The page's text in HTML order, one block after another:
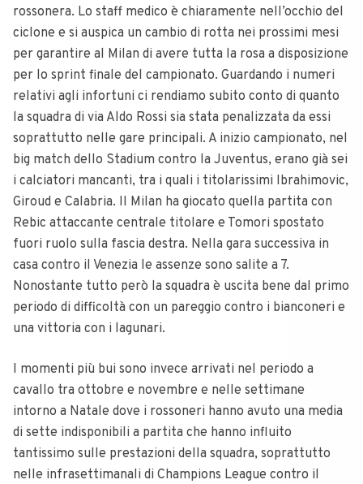
rossonera. Lo staff medico è chiaramente nell’occhio del
ciclone e si auspica un cambio di rotta nei prossimi mesi
per garantire al Milan di avere tutta la rosa a disposizione
per lo sprint finale del campionato. Guardando i numeri
relativi agli infortuni ci rendiamo subito conto di quanto
la squadra di via Aldo Rossi sia stata penalizzata da essi
soprattutto nelle gare principali. A inizio campionato, nel
big match dello Stadium contro la Juventus, erano già sei
i calciatori mancanti, tra i quali i titolarissimi Ibrahimovic,
Giroud e Calabria. Il Milan ha giocato quella partita con
Rebic attaccante centrale titolare e Tomori spostato
fuori ruolo sulla fascia destra. Nella gara successiva in
casa contro il Venezia le assenze sono salite a 7.
Nonostante tutto però la squadra è uscita bene dal primo
periodo di difficoltà con un pareggio contro i bianconeri e
una vittoria con i lagunari.
I momenti più bui sono invece arrivati nel periodo a
cavallo tra ottobre e novembre e nelle settimane
intorno a Natale dove i rossoneri hanno avuto una media
di sette indisponibili a partita che hanno influito
tantissimo sulle prestazioni della squadra, soprattutto
nelle infrasettimanali di Champions League contro il